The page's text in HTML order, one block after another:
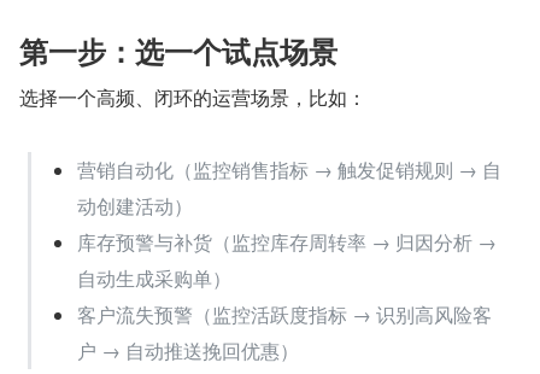
第一步：选一个试点场景
选择一个高频、闭环的运营场景，比如：
营销自动化（监控销售指标 → 触发促销规则 → 自
动创建活动）
库存预警与补货（监控库存周转率 → 归因分析 →
自动生成采购单）
客户流失预警（监控活跃度指标 → 识别高风险客
户 → 自动推送挽回优惠）